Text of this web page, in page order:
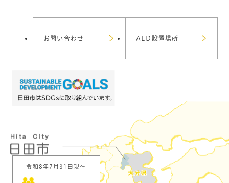
お問い合わせ AED設置場所
令和8年7月31日現在